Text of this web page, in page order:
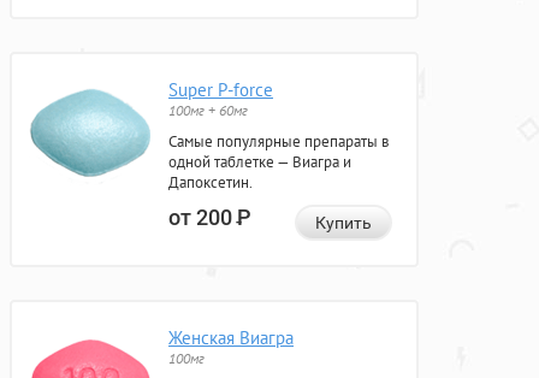
Super P-force
100мг + 60мг
Самые популярные препараты в
одной таблетке — Виагра и
Дапоксетин.
от 200Р Купить
Женская Виагра
100мг